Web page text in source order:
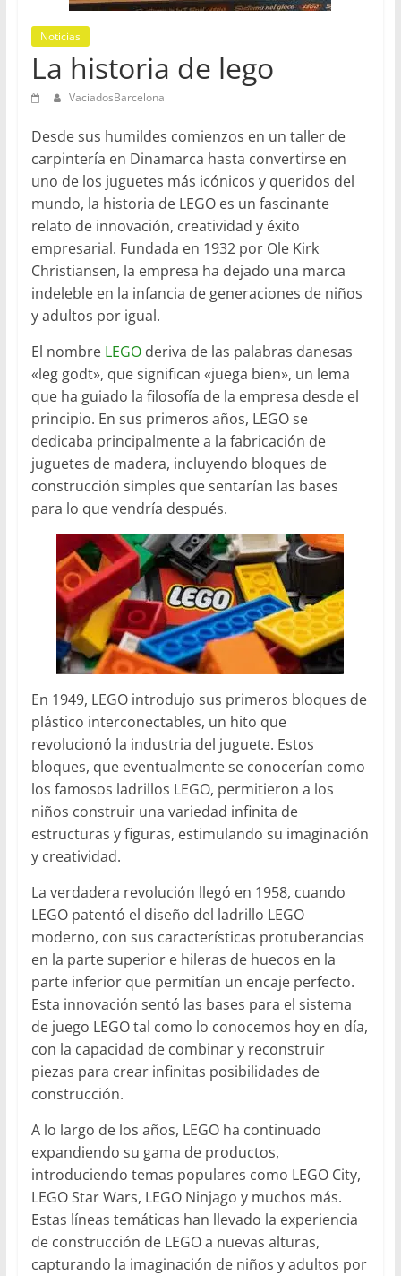
Barcelona
Noticias
La historia de lego
VaciadosBarcelona
Desde sus humildes comienzos en un taller de
carpintería en Dinamarca hasta convertirse en
uno de los juguetes más icónicos y queridos del
mundo, la historia de LEGO es un fascinante
relato de innovación, creatividad y éxito
empresarial. Fundada en 1932 por Ole Kirk
Christiansen, la empresa ha dejado una marca
indeleble en la infancia de generaciones de niños
y adultos por igual.
El nombreLEGOderiva de las palabras danesas
«leg godt», que significan «juega bien», un lema
que ha guiado la filosofía de la empresa desde el
principio. En sus primeros años, LEGO se
dedicaba principalmente a la fabricación de
juguetes de madera, incluyendo bloques de
construcción simples que sentarían las bases
para lo que vendría después.
En 1949, LEGO introdujo sus primeros bloques de
plástico interconectables, un hito que
revolucionó la industria del juguete. Estos
bloques, que eventualmente se conocerían como
los famosos ladrillos LEGO, permitieron a los
niños construir una variedad infinita de
estructuras y figuras, estimulando su imaginación
y creatividad.
La verdadera revolución llegó en 1958, cuando
LEGO patentó el diseño del ladrillo LEGO
moderno, con sus características protuberancias
en la parte superior e hileras de huecos en la
parte inferior que permitían un encaje perfecto.
Esta innovación sentó las bases para el sistema
de juego LEGO tal como lo conocemos hoy en día,
con la capacidad de combinar y reconstruir
piezas para crear infinitas posibilidades de
construcción.
A lo largo de los años, LEGO ha continuado
expandiendo su gama de productos,
introduciendo temas populares como LEGO City,
LEGO Star Wars, LEGO Ninjago y muchos más.
Estas líneas temáticas han llevado la experiencia
de construcción de LEGO a nuevas alturas,
capturando la imaginación de niños y adultos por